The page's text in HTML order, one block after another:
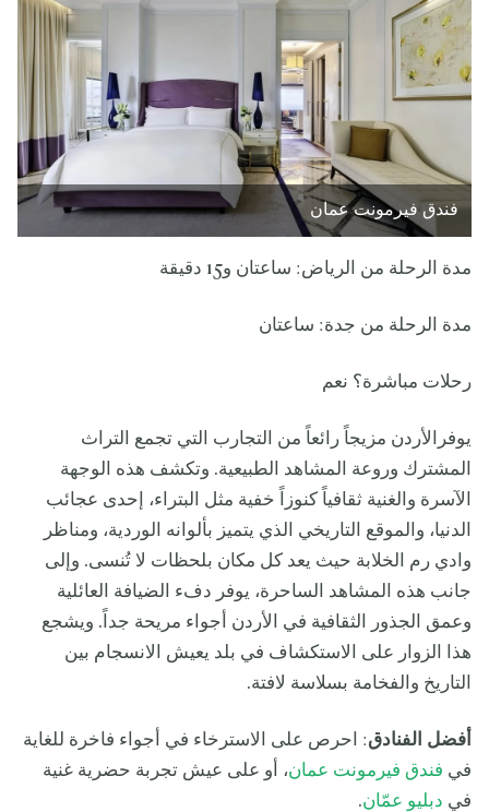
فندق فيرمونت عمان
مدة الرحلة من الرياض: ساعتان و15 دقيقة
مدة الرحلة من جدة: ساعتان
رحلات مباشرة؟ نعم
يوفرالأردن مزيجاً رائعاً من التجارب التي تجمع التراث
المشترك وروعة المشاهد الطبيعية. وتكشف هذه الوجهة
الآسرة والغنية ثقافياً كنوزاً خفية مثل البتراء، إحدى عجائب
الدنيا، والموقع التاريخي الذي يتميز بألوانه الوردية، ومناظر
وادي رم الخلابة حيث يعد كل مكان بلحظات لا تُنسى. وإلى
جانب هذه المشاهد الساحرة، يوفر دفء الضيافة العائلية
وعمق الجذور الثقافية في الأردن أجواء مريحة جداً. ويشجع
هذا الزوار على الاستكشاف في بلد يعيش الانسجام بين
التاريخ والفخامة بسلاسة لافتة.
أفضل الفنادق: احرص على الاسترخاء في أجواء فاخرة للغاية
في فندق فيرمونت عمان، أو على عيش تجربة حضرية غنية
في دبليو عمّان.